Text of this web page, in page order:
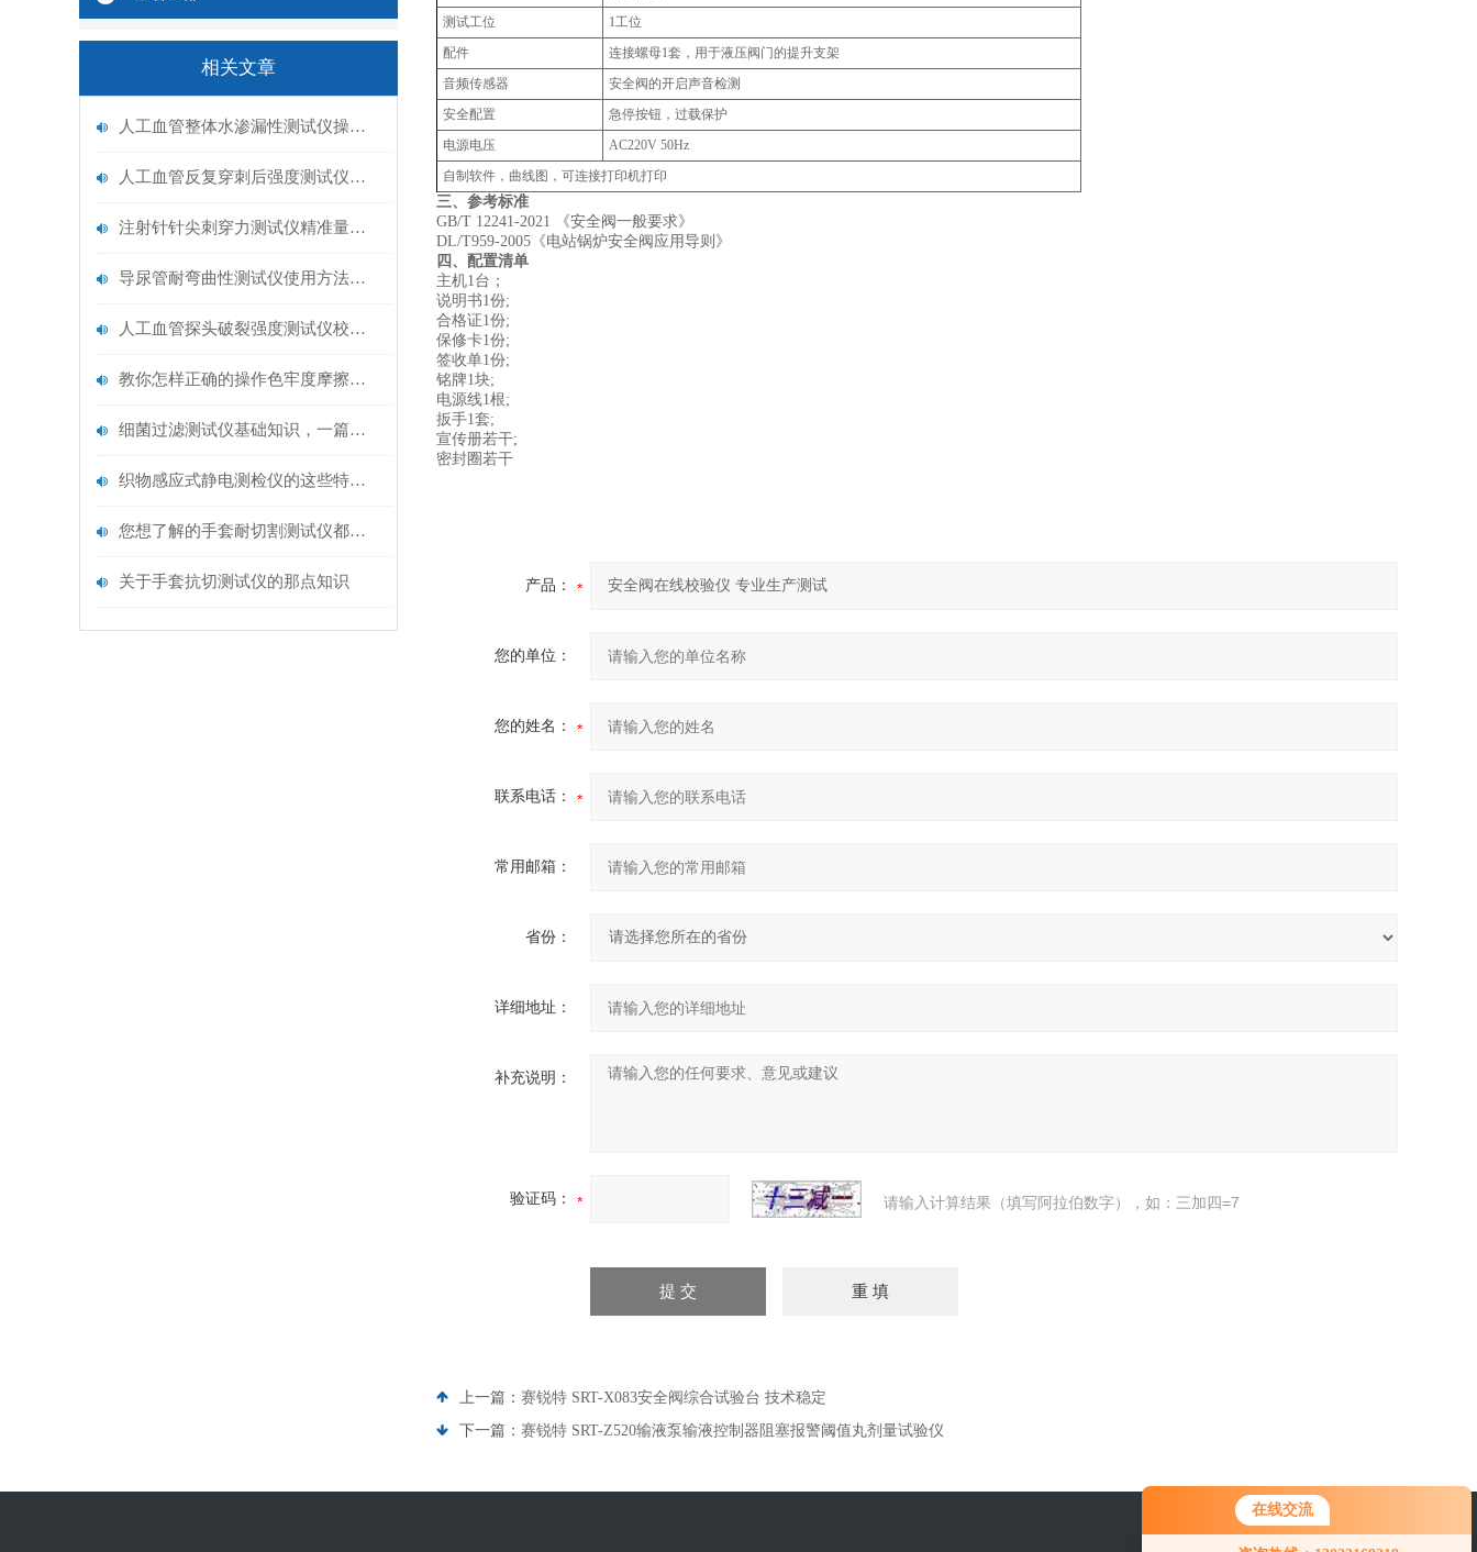
在线交流
相关文章
人工血管整体水渗漏性测试仪操作中最容易出错的步骤
人工血管反复穿刺后强度测试仪是什么？透析患者的“生命管“质量靠它把关！
注射针针尖刺穿力测试仪精准量化针尖锋利度，构筑临床安全防线
导尿管耐弯曲性测试仪使用方法与操作规范
人工血管探头破裂强度测试仪校准规范：精准赋能医疗安全的技术基准
教你怎样正确的操作色牢度摩擦测试机
细菌过滤测试仪基础知识，一篇搞定
织物感应式静电测检仪的这些特点很少有人都知道
您想了解的手套耐切割测试仪都在这里了
关于手套抗切测试仪的那点知识
测试工位
1工位
配件
连接螺母1套，用于液压阀门的提升支架
音频传感器
安全阀的开启声音检测
安全配置
急停按钮，过载保护
电源电压
AC220V 50Hz
自制软件，曲线图，可连接打印机打印
三、参考标准
GB/T 12241-2021 《安全阀一般要求》
DL/T959-2005《电站锅炉安全阀应用导则》
四、配置清单
主机1台；
说明书1份;
合格证1份;
保修卡1份;
签收单1份;
铭牌1块;
电源线1根;
扳手1套;
宣传册若干;
密封圈若干
产品：
您的单位：
您的姓名：
联系电话：
常用邮箱：
省份：
详细地址：
补充说明：
验证码： 请输入计算结果（填写阿拉伯数字），如：三加四=7
上一篇： 赛锐特 SRT-X083安全阀综合试验台 技术稳定
下一篇： 赛锐特 SRT-Z520输液泵输液控制器阻塞报警阈值丸剂量试验仪